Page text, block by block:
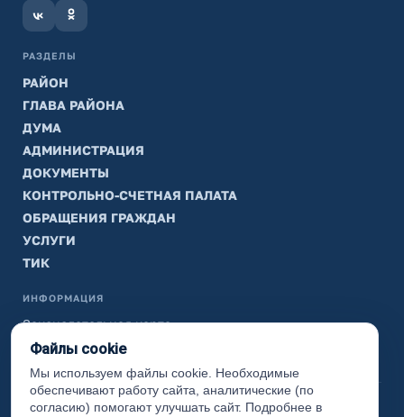
РАЗДЕЛЫ
РАЙОН
ГЛАВА РАЙОНА
ДУМА
АДМИНИСТРАЦИЯ
ДОКУМЕНТЫ
КОНТРОЛЬНО-СЧЕТНАЯ ПАЛАТА
ОБРАЩЕНИЯ ГРАЖДАН
УСЛУГИ
ТИК
ИНФОРМАЦИЯ
Законодательная карта
Карта сайта
(с) 2017 Ханты-Мансийский район, официальный сайт
Файлы cookie
Мы используем файлы cookie. Необходимые
обеспечивают работу сайта, аналитические (по
согласию) помогают улучшать сайт. Подробнее в